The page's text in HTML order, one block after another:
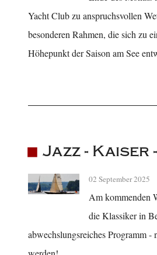
Yacht Club zu anspruchsvollen
besonderen Rahmen, die sich zu
Höhepunkt der Saison am See
Jazz - Kaiser
02 September 2025
Am kommenden
die Klassiker in
abwechslungsreiches Programm -